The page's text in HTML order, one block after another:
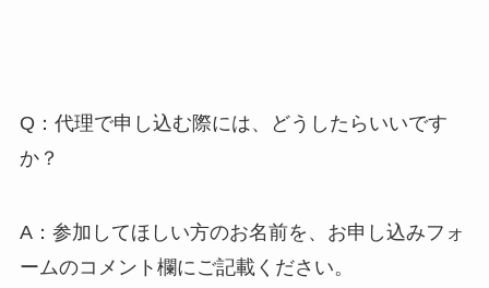
Q：代理で申し込む際には、どうしたらいいです
か？
A：参加してほしい方のお名前を、お申し込みフォ
ームのコメント欄にご記載ください。